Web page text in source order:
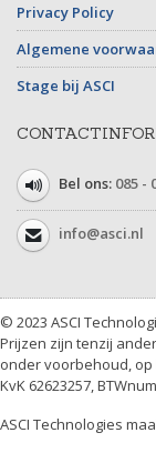
Privacy Policy
Algemene
Stage bij ASCI
Bel ons: 085 -
info@asci.nl
© 2023 ASCI
Prijzen zijn tenzij
onder voorbehoud,
KvK 62623257,
ASCI Technologies